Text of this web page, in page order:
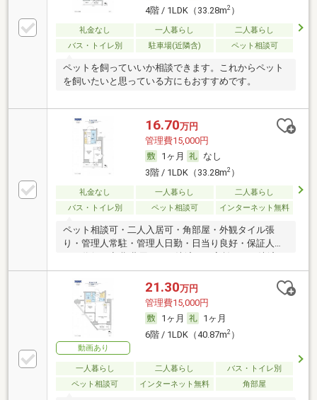
4階 / 1LDK（33.28m2）
礼金なし 一人暮らし
二人暮らし
バス・トイレ別
駐車場(近隣含) ペット相談可
ペットを飼っていいか相談できます。これからペット
を飼いたいと思っている方にもおすすめです。
16.70万円
管理費15,000円
1ヶ月
なし
3階 / 1LDK（33.28m2）
礼金なし 一人暮らし
二人暮らし
バス・トイレ別
ペット相談可 インターネット無料
ペット相談可・二人入居可・角部屋・外観タイル張
り・管理人常駐・管理人日勤・日当り良好・保証人不
動画あり
21.30万円
管理費15,000円
1ヶ月
1ヶ月
6階 / 1LDK（40.87m2）
一人暮らし 二人暮らし
バス・トイレ別
ペット相談可
インターネット無料 角部屋